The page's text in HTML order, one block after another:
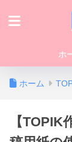
ホ
ホーム
【